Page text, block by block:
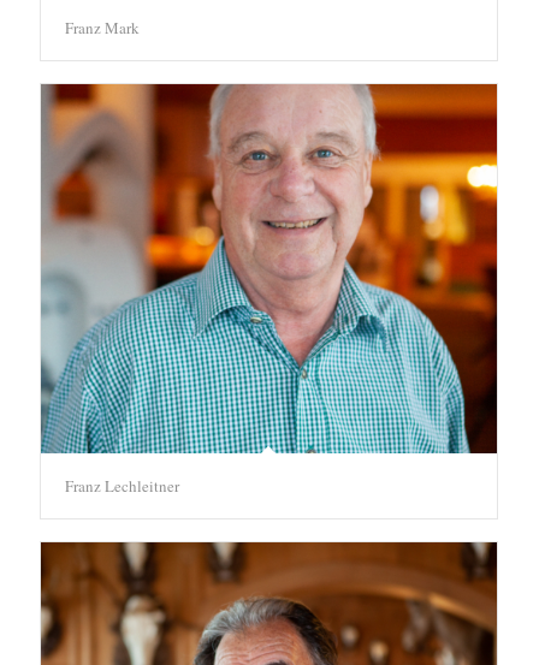
Franz Mark
Franz Lechleitner